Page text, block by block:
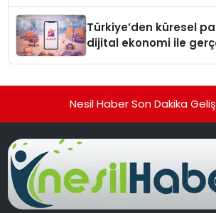
Türkiye’den küresel
dijital ekonomi ile
Nesil Haber Son Dakika